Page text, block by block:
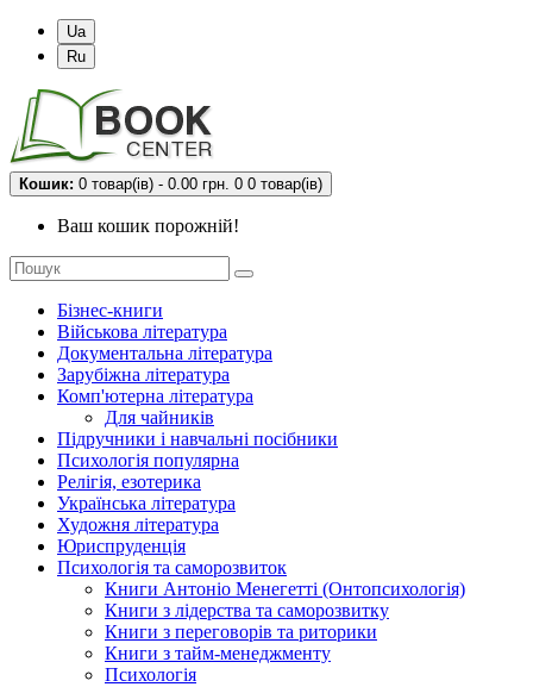
Ua
Ru
Кошик: 0 товар(ів) - 0.00 грн. 0 0 товар(ів)
Ваш кошик порожній!
Бізнес-книги
Військова література
Документальна література
Зарубіжна література
Комп'ютерна література
Для чайників
Підручники і навчальні посібники
Психологія популярна
Релігія, езотерика
Українська література
Художня література
Юриспруденція
Психологія та саморозвиток
Книги Антоніо Менегетті (Онтопсихологія)
Книги з лідерства та саморозвитку
Книги з переговорів та риторики
Книги з тайм-менеджменту
Психологія